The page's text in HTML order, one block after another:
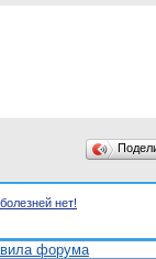
нет!
форума